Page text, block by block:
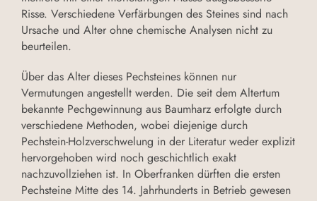
Risse. Verschiedene Verfärbungen des Steines sind nach
Ursache und Alter ohne chemische Analysen nicht zu
beurteilen.
Über das Alter dieses Pechsteines können nur
Vermutungen angestellt werden. Die seit dem Altertum
bekannte Pechgewinnung aus Baumharz erfolgte durch
verschiedene Methoden, wobei diejenige durch
Pechstein-Holzverschwelung in der Literatur weder explizit
hervorgehoben wird noch geschichtlich exakt
nachzuvollziehen ist. In Oberfranken dürften die ersten
Pechsteine Mitte des 14. Jahrhunderts in Betrieb gewesen